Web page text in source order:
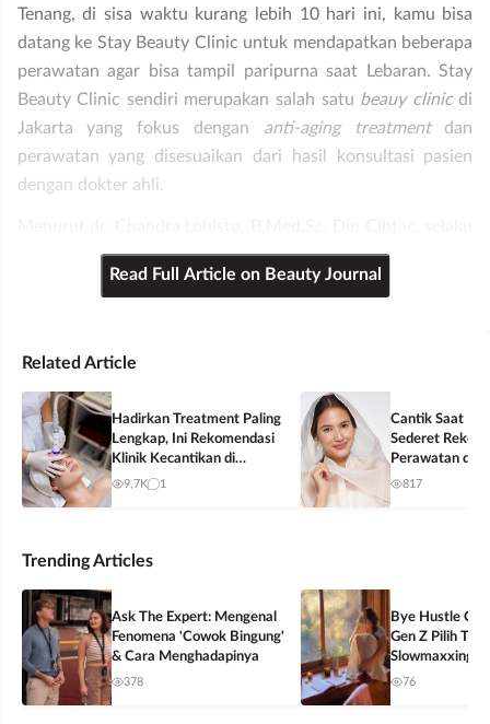
Tenang, di sisa waktu kurang lebih 10 hari ini, kamu bisa
datang ke Stay Beauty Clinic untuk mendapatkan beberapa
perawatan agar bisa tampil paripurna saat Lebaran. Stay
Beauty Clinic sendiri merupakan salah satu beauy clinicdi
Jakarta yang fokus dengan anti-aging treatmentdan
perawatan yang disesuaikan dari hasil konsultasi pasien
dengan dokter ahli.
medical directordari Stay Beauty Clinic, ini dia perawatan
yang bisa kamu coba sebelum Lebaran!
Read Full Article on Beauty Journal
Related Article
Hadirkan Treatment Paling
Lengkap, Ini Rekomendasi
Klinik Kecantikan di
Yogyakarta
9,7K 1
Cantik Saat
Sederet
Perawatan di
Kecantikan
817
Trending Articles
Ask The Expert: Mengenal
Fenomena 'Cowok Bingung'
& Cara Menghadapinya
378
Bye Hustle
Gen Z Pilih Tren
Slowmaxxing?
76